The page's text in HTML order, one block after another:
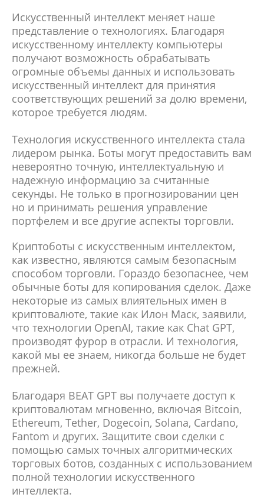
Искусственный интеллект меняет наше
представление о технологиях. Благодаря
искусственному интеллекту компьютеры
получают возможность обрабатывать
огромные объемы данных и использовать
искусственный интеллект для принятия
соответствующих решений за долю времени,
которое требуется людям.
Технология искусственного интеллекта стала
лидером рынка. Боты могут предоставить вам
невероятно точную, интеллектуальную и
надежную информацию за считанные
секунды. Не только в прогнозировании цен
но и принимать решения управление
портфелем и все другие аспекты торговли.
Криптоботы с искусственным интеллектом,
как известно, являются самым безопасным
способом торговли. Гораздо безопаснее, чем
обычные боты для копирования сделок. Даже
некоторые из самых влиятельных имен в
криптовалюте, такие как Илон Маск, заявили,
что технологии OpenAI, такие как Chat GPT,
производят фурор в отрасли. И технология,
какой мы ее знаем, никогда больше не будет
прежней.
Благодаря BEAT GPT вы получаете доступ к
криптовалютам мгновенно, включая Bitcoin,
Ethereum, Tether, Dogecoin, Solana, Cardano,
Fantom и других. Защитите свои сделки с
помощью самых точных алгоритмических
торговых ботов, созданных с использованием
полной технологии искусственного
интеллекта.